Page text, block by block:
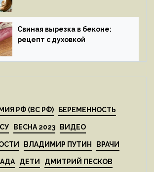
Свиная вырезка в беконе:
рецепт с духовкой
РФ (ВС РФ) БЕРЕМЕННОСТЬ
ВЕСНА 2023 ВИДЕО
ВЛАДИМИР ПУТИН ВРАЧИ
ДЕТИ ДМИТРИЙ ПЕСКОВ